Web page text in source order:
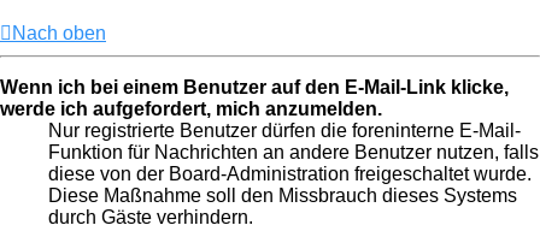
Nach oben
Wenn ich bei einem Benutzer auf den E-Mail-Link klicke,
werde ich aufgefordert, mich anzumelden.
Nur registrierte Benutzer dürfen die foreninterne E-Mail-
Funktion für Nachrichten an andere Benutzer nutzen, falls
diese von der Board-Administration freigeschaltet wurde.
Diese Maßnahme soll den Missbrauch dieses Systems
durch Gäste verhindern.